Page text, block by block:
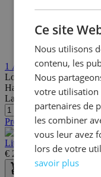
1 Avis
Longueur:211 cm
Hauteur:
170 cm
Largeur/profondeur:97
Promo
Lit cabane Dallas 3
€ 259,00 €399,00
Ce site
Nous utilisons
contenu, les
Nous
votre utilisation
partenaires de
les combiner
vous leur avez
lors de votre
savoir plus